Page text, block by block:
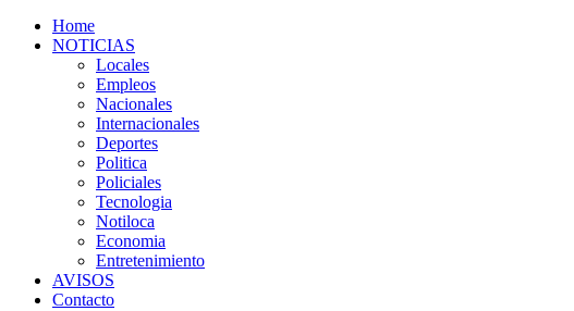
Home
NOTICIAS
Locales
Empleos
Nacionales
Internacionales
Deportes
Politica
Policiales
Tecnologia
Notiloca
Economia
Entretenimiento
AVISOS
Contacto